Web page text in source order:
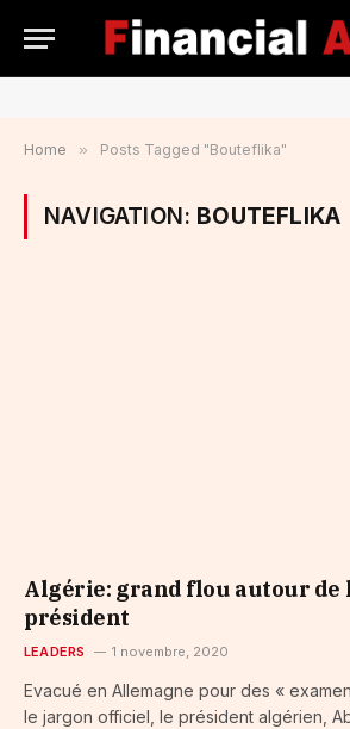
Home » Posts Tagged "Bouteflika"
NAVIGATION: BOUTEFLIKA
Algérie: grand flou autour de
président
LEADERS 1 novembre, 2020
Evacué en Allemagne pour des «
le jargon officiel, le président algérien,